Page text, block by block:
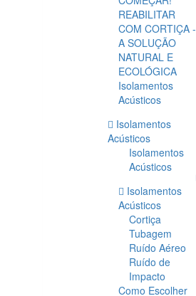
REABILITAR
COM CORTIÇA -
A SOLUÇÃO
NATURAL E
ECOLÓGICA
Isolamentos
Acústicos
Isolamentos
Acústicos
Isolamentos
Acústicos
Isolamentos
Acústicos
Cortiça
Tubagem
Ruído Aéreo
Ruído de
Impacto
Como Escolher